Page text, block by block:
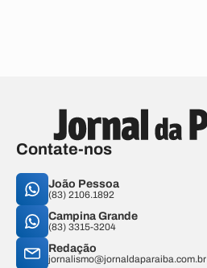
Contate-nos
João Pessoa
(83) 2106.1892
Campina Grande
(83) 3315-3204
Redação
jornalismo@jornaldaparaiba.com.br